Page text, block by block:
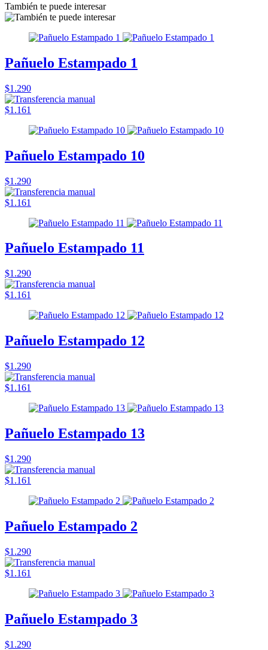
También te puede interesar
Pañuelo Estampado 1
$1.290
$1.161
Pañuelo Estampado 10
$1.290
$1.161
Pañuelo Estampado 11
$1.290
$1.161
Pañuelo Estampado 12
$1.290
$1.161
Pañuelo Estampado 13
$1.290
$1.161
Pañuelo Estampado 2
$1.290
$1.161
Pañuelo Estampado 3
$1.290